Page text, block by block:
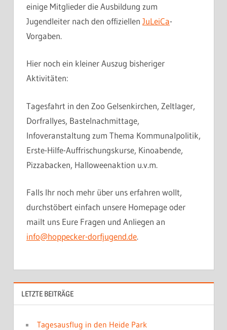
einige Mitglieder die Ausbildung zum
Jugendleiter nach den offiziellen JuLeiCa-
Vorgaben.
Hier noch ein kleiner Auszug bisheriger
Aktivitäten:
Tagesfahrt in den Zoo Gelsenkirchen, Zeltlager,
Dorfrallyes, Bastelnachmittage,
Infoveranstaltung zum Thema Kommunalpolitik,
Erste-Hilfe-Auffrischungskurse, Kinoabende,
Pizzabacken, Halloweenaktion u.v.m.
Falls Ihr noch mehr über uns erfahren wollt,
durchstöbert einfach unsere Homepage oder
mailt uns Eure Fragen und Anliegen an
info@hoppecker-dorfjugend.de.
LETZTE BEITRÄGE
Tagesausflug in den Heide Park